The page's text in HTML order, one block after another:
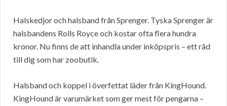
Halskedjor och halsband från Sprenger. Tyska Sprenger är
halsbandens Rolls Royce och kostar ofta flera hundra
kronor. Nu finns de att inhandla under inköpspris – ett råd
till dig som har zoobutik.
Halsband och koppel i överfettat läder från KingHound.
KingHound är varumärket som ger mest för pengarna –